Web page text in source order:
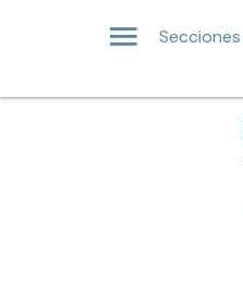
Secciones